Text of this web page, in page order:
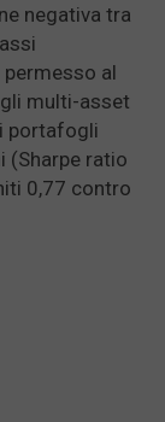
negativa tra
permesso al
multi-asset
portafogli
(Sharpe ratio
0,77 contro